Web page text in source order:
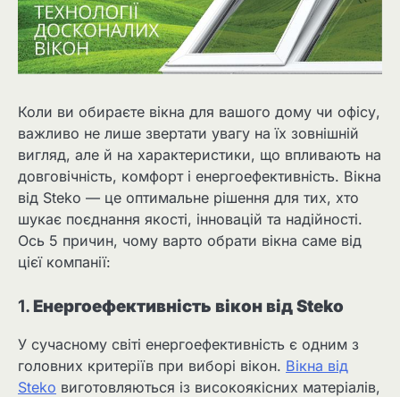
Коли ви обираєте вікна для вашого дому чи офісу,
важливо не лише звертати увагу на їх зовнішній
вигляд, але й на характеристики, що впливають на
довговічність, комфорт і енергоефективність. Вікна
від Steko — це оптимальне рішення для тих, хто
шукає поєднання якості, інновацій та надійності.
Ось 5 причин, чому варто обрати вікна саме від
цієї компанії:
1. Енергоефективність вікон від Steko
У сучасному світі енергоефективність є одним з
головних критеріїв при виборі вікон. Вікна від
Steko виготовляються із високоякісних матеріалів,